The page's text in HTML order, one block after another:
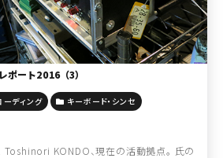
ート2016 （3）
ーディング キーボード・シンセ
KONDO、現在の活動拠点。 氏の